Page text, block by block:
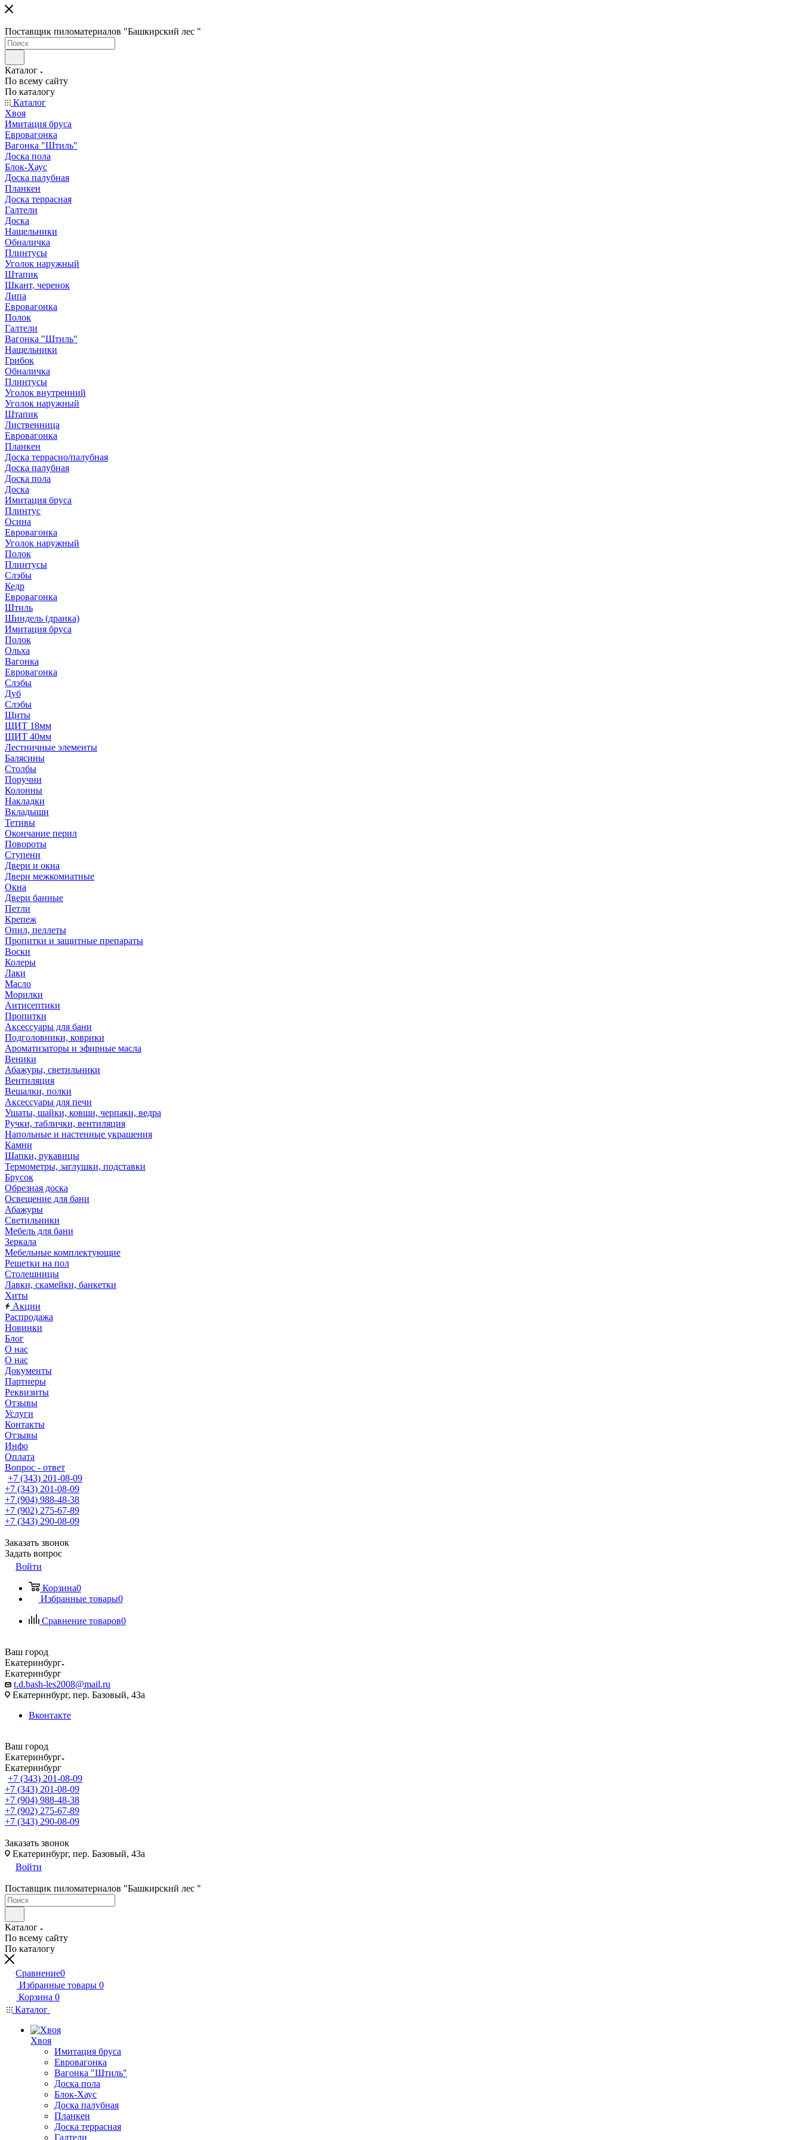
Поставщик пиломатериалов "Башкирский лес "
Каталог
По всему сайту
По каталогу
Каталог
Хвоя
Имитация бруса
Евровагонка
Вагонка "Штиль"
Доска пола
Блок-Хаус
Доска палубная
Планкен
Доска террасная
Галтели
Доска
Нащельники
Обналичка
Плинтусы
Уголок наружный
Штапик
Шкант, черенок
Липа
Евровагонка
Полок
Галтели
Вагонка "Штиль"
Нащельники
Грибок
Обналичка
Плинтусы
Уголок внутренний
Уголок наружный
Штапик
Лиственница
Евровагонка
Планкен
Доска террасно/палубная
Доска палубная
Доска пола
Доска
Имитация бруса
Плинтус
Осина
Евровагонка
Уголок наружный
Полок
Плинтусы
Слэбы
Кедр
Евровагонка
Штиль
Шиндель (дранка)
Имитация бруса
Полок
Ольха
Вагонка
Евровагонка
Слэбы
Дуб
Слэбы
Щиты
ЩИТ 18мм
ЩИТ 40мм
Лестничные элементы
Балясины
Столбы
Поручни
Колонны
Накладки
Вкладыши
Тетивы
Окончание перил
Повороты
Ступени
Двери и окна
Двери межкомнатные
Окна
Двери банные
Петли
Крепеж
Опил, пеллеты
Пропитки и защитные препараты
Воски
Колеры
Лаки
Масло
Морилки
Антисептики
Пропитки
Аксессуары для бани
Подголовники, коврики
Ароматизаторы и эфирные масла
Веники
Абажуры, светильники
Вентиляция
Вешалки, полки
Аксессуары для печи
Ушаты, шайки, ковши, черпаки, ведра
Ручки, таблички, вентиляция
Напольные и настенные украшения
Камни
Шапки, рукавицы
Термометры, заглушки, подставки
Брусок
Обрезная доска
Освещение для бани
Абажуры
Светильники
Мебель для бани
Зеркала
Мебельные комплектующие
Решетки на пол
Столешницы
Лавки, скамейки, банкетки
Хиты
Акции
Распродажа
Новинки
Блог
О нас
О нас
Документы
Партнеры
Реквизиты
Отзывы
Услуги
Контакты
Отзывы
Инфо
Оплата
Вопрос - ответ
+7 (343) 201-08-09
+7 (343) 201-08-09
+7 (904) 988-48-38
+7 (902) 275-67-89
+7 (343) 290-08-09
Заказать звонок
Задать вопрос
Войти
Корзина0
Избранные товары0
Сравнение товаров0
Ваш город
Екатеринбург
Екатеринбург
t.d.bash-les2008@mail.ru
Екатеринбург, пер. Базовый, 43а
Вконтакте
Ваш город
Екатеринбург
Екатеринбург
+7 (343) 201-08-09
+7 (343) 201-08-09
+7 (904) 988-48-38
+7 (902) 275-67-89
+7 (343) 290-08-09
Заказать звонок
Екатеринбург, пер. Базовый, 43а
Войти
Поставщик пиломатериалов "Башкирский лес "
Каталог
По всему сайту
По каталогу
Сравнение0
Избранные товары 0
Корзина 0
Каталог
Хвоя
Имитация бруса
Евровагонка
Вагонка "Штиль"
Доска пола
Блок-Хаус
Доска палубная
Планкен
Доска террасная
Галтели